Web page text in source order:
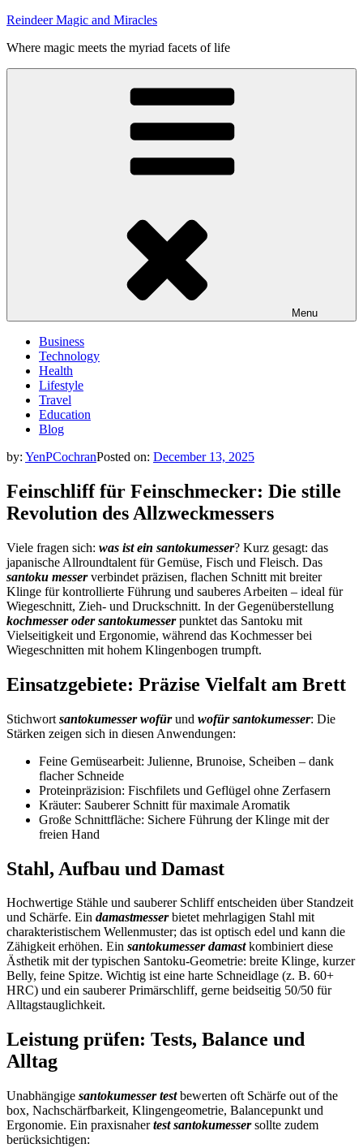
Skip
content
Reindeer Magic and Miracles
Where magic meets the myriad facets of life
Menu
Business
Technology
Health
Lifestyle
Travel
Education
Blog
by: YenPCochranPosted on: December 13, 2025
Feinschliff für Feinschmecker: Die stille
Revolution des Allzweckmessers
Viele fragen sich: was ist ein santokumesser? Kurz gesagt: das
japanische Allroundtalent für Gemüse, Fisch und Fleisch. Das
santoku messerverbindet präzisen, flachen Schnitt mit breiter
Klinge für kontrollierte Führung und sauberes Arbeiten – ideal für
Wiegeschnitt, Zieh- und Druckschnitt. In der Gegenüberstellung
kochmesser oder santokumesserpunktet das Santoku mit
Vielseitigkeit und Ergonomie, während das Kochmesser bei
Wiegeschnitten mit hohem Klingenbogen trumpft.
Einsatzgebiete: Präzise Vielfalt am Brett
Stichwort santokumesser wofürund wofür santokumesser: Die
Stärken zeigen sich in diesen Anwendungen:
Feine Gemüsearbeit: Julienne, Brunoise, Scheiben – dank
flacher Schneide
Proteinpräzision: Fischfilets und Geflügel ohne Zerfasern
Kräuter: Sauberer Schnitt für maximale Aromatik
Große Schnittfläche: Sichere Führung der Klinge mit der
freien Hand
Stahl, Aufbau und Damast
Hochwertige Stähle und sauberer Schliff entscheiden über Standzeit
und Schärfe. Ein damastmesserbietet mehrlagigen Stahl mit
charakteristischem Wellenmuster; das ist optisch edel und kann die
Zähigkeit erhöhen. Ein santokumesser damastkombiniert diese
Ästhetik mit der typischen Santoku-Geometrie: breite Klinge, kurzer
Belly, feine Spitze. Wichtig ist eine harte Schneidlage (z. B. 60+
HRC) und ein sauberer Primärschliff, gerne beidseitig 50/50 für
Alltagstauglichkeit.
Leistung prüfen: Tests, Balance und
Alltag
Unabhängige santokumesser testbewerten oft Schärfe out of the
box, Nachschärfbarkeit, Klingengeometrie, Balancepunkt und
Ergonomie. Ein praxisnahertest santokumessersollte zudem
berücksichtigen: